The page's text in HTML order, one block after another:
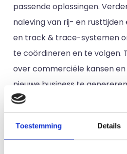
Toestemming Details
passende oplossingen.
naleving van rij- en rusttijden
en track & trace-systemen
te coördineren en te volgen.
over commerciële kansen
nieuwe business te genereren.
Zo’n type ben jij:
Ervaring met